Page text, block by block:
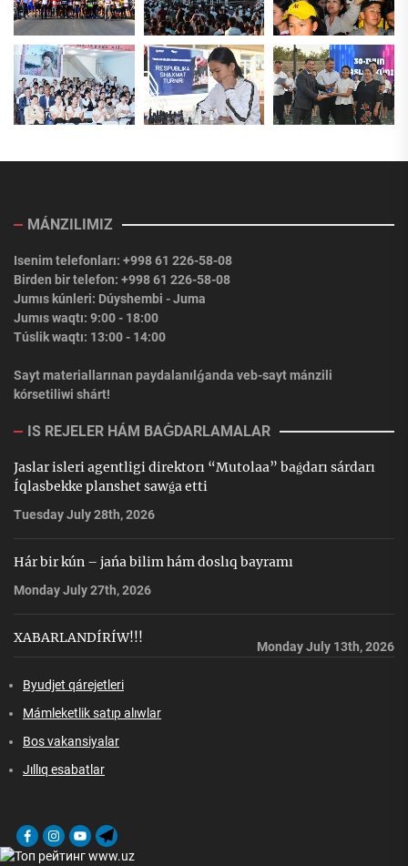
MÁNZILIMIZ
Isenim telefonları: +998 61 226-58-08
Birden bir telefon: +998 61 226-58-08
Jumıs kúnleri: Dúyshembi - Juma
Jumıs waqtı: 9:00 - 18:00
Túslik waqtı: 13:00 - 14:00
Sayt materiallarınan paydalanılǵanda veb-sayt mánzili
kórsetiliwi shárt!
IS REJELER HÁM BAǴDARLAMALAR
Jaslar isleri agentligi direktorı “Mutolaa” baǵdarı sárdarı
Íqlasbekke planshet sawǵa etti
Tuesday July 28th, 2026
Hár bir kún – jańa bilim hám doslıq bayramı
Monday July 27th, 2026
XABARLANDÍRÍW!!!
Monday July 13th, 2026
Byudjet qárejetleri
Mámleketlik satıp alıwlar
Bos vakansiyalar
Jıllıq esabatlar
FacebookInstagram
YoutubeTelegram